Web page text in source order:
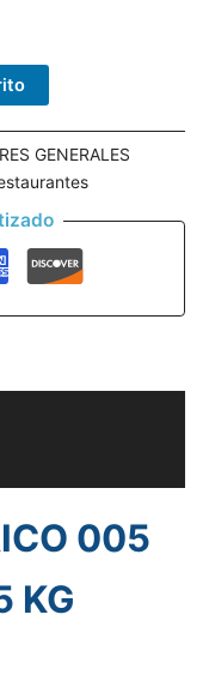
GENERALES
005
KG